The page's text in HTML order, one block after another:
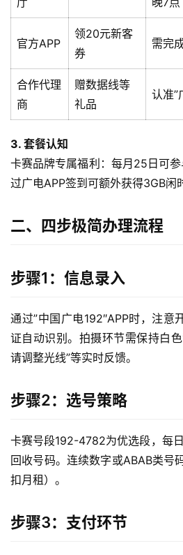
官方APP
领20元新客
券
需完
合作代理
商
赠数据线等
礼品
认准”
3. 套餐认知
卡赛品牌专属福利：每月25日可
过广电APP签到可额外获得3GB闲
二、四步极简办理流程
步骤1：信息录入
通过”中国广电192″APP时，注意
证自动识别。拍摄环节需保持白
请调整光线”等实时反馈。
步骤2：选号策略
卡赛号段192-4782为优选段，每
回收号码。连续数字或ABAB类号
扣月租）。
步骤3：支付环节